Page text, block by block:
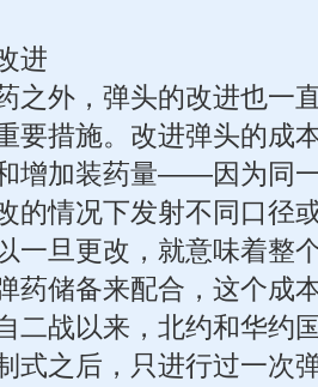
进
之外，弹头的改进也一
要措施。改进弹头的成
增加装药量——因为同
的情况下发射不同口径
一旦更改，就意味着整
药储备来配合，这个成
二战以来，北约和华约
式之后，只进行过一次